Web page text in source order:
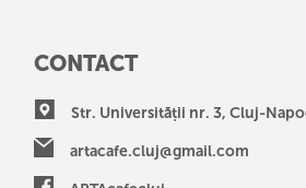
CONTACT
Str. Universității nr. 3, Cluj-
artacafe.cluj@gmail.com